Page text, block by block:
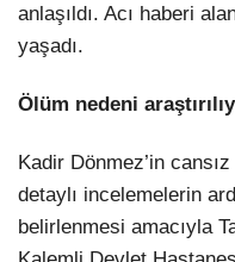
anlaşıldı. Acı haberi
yaşadı.
Ölüm nedeni
Kadir Dönmez’in
detaylı incelemelerin
belirlenmesi amacıyla